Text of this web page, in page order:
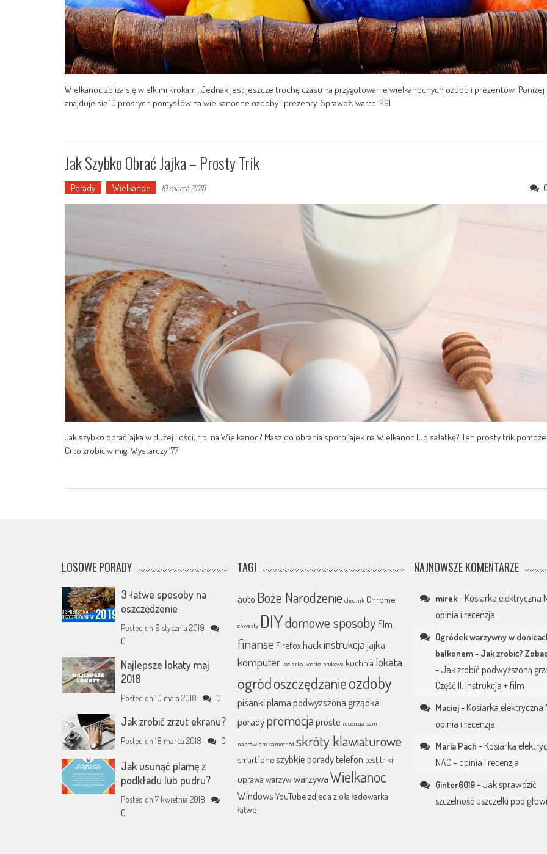
Wielkanoc zbliża się wielkimi krokami. Jednak jest jeszcze trochę czasu na przygotowanie wielkanocnych ozdób i prezentów. Poniżej
znajduje się 10 prostych pomysłów na wielkanocne ozdoby i prezenty. Sprawdź, warto! 261
Jak Szybko Obrać Jajka – Prosty Trik
Porady Wielkanoc 10 marca 2018
Jak szybko obrać jajka w dużej ilości, np. na Wielkanoc? Masz do obrania sporo jajek na Wielkanoc lub sałatkę? Ten prosty trik pomoże
Ci to zrobić w mig! Wystarczy 177
LOSOWE PORADY
3 łatwe sposoby na
oszczędzenie
Posted on 9 stycznia 2019
0
Najlepsze lokaty maj
2018
Posted on10 maja 2018 0
Jak zrobić zrzut ekranu?
Posted on18 marca 2018 0
Jak usunąć plamę z
podkładu lub pudru?
Posted on7 kwietnia 2018
0
TAGI
auto Boże Narodzenie chodnik Chrome
chwasty DIYdomowe sposobyfilm
finanse Firefoxhackinstrukcjajajka
komputer kosiarka kostka brukowa kuchnia lokata
ogródoszczędzanieozdoby
pisankiplamapodwyższona grządka
poradypromocjaproste recenzja sam
naprawiam samochód skróty klawiaturowe
smartfoneszybkie poradytelefon test triki
uprawa warzywwarzywaWielkanoc
Windows YouTubezdjecia zioła ładowarka
łatwe
NAJNOWSZE KOMENTARZE
mirek- Kosiarka elektryczna
opinia i recenzja
Ogródek warzywny w
balkonem - Jak zrobić?
- Jak zrobić podwyższoną
Część II. Instrukcja + film
Maciej- Kosiarka elektryczna
opinia i recenzja
Maria Pach - Kosiarka
NAC – opinia i recenzja
Ginter6019- Jak sprawdzić
szczelność uszczelki pod